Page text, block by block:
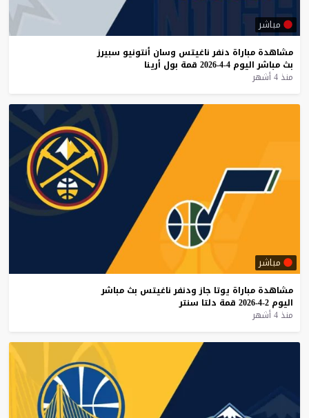
مباشر
مشاهدة مباراة دنفر ناغيتس وسان أنتونيو سبيرز
بث مباشر اليوم 4-4-2026 قمة بول أرينا
منذ 4 أشهر
مباشر
مشاهدة مباراة يوتا جاز ودنفر ناغيتس بث مباشر
اليوم 2-4-2026 قمة دلتا سنتر
منذ 4 أشهر